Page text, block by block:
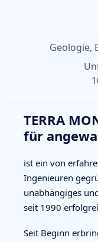
Geologie,
TERRA
für
ist ein von
Ingenieuren
unabhängiges
seit 1990
Seit Beginn